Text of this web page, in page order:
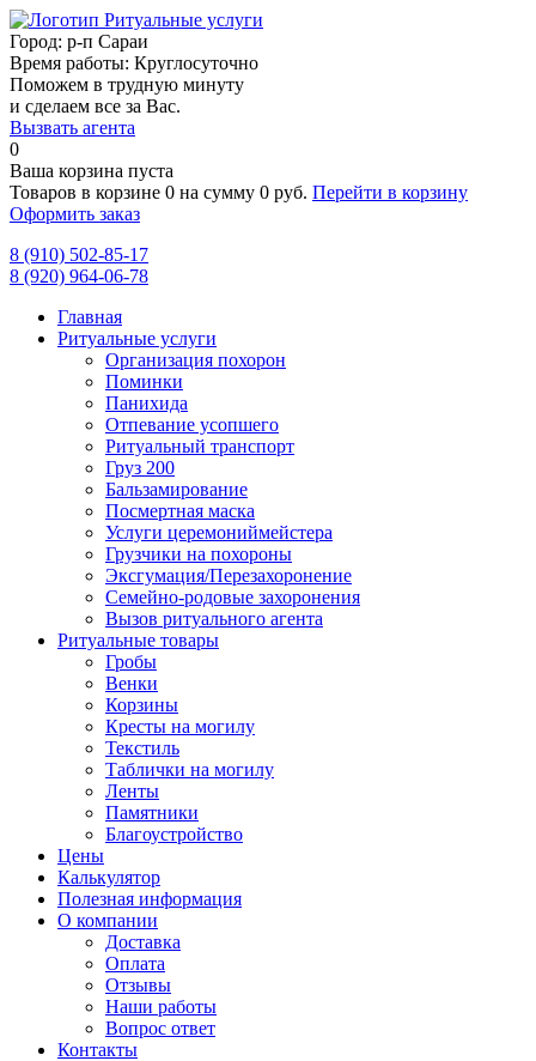
Город: р-п Сараи
Время работы: Круглосуточно
Поможем в трудную минуту
и сделаем все за Вас.
Вызвать агента
0
Ваша корзина пуста
Товаров в корзине 0 на сумму 0 руб. Перейти в корзину
Оформить заказ
8 (910) 502-85-17
8 (920) 964-06-78
Главная
Ритуальные услуги
Организация похорон
Поминки
Панихида
Отпевание усопшего
Ритуальный транспорт
Груз 200
Бальзамирование
Посмертная маска
Услуги церемониймейстера
Грузчики на похороны
Эксгумация/Перезахоронение
Семейно-родовые захоронения
Вызов ритуального агента
Ритуальные товары
Гробы
Венки
Корзины
Кресты на могилу
Текстиль
Таблички на могилу
Ленты
Памятники
Благоустройство
Цены
Калькулятор
Полезная информация
О компании
Доставка
Оплата
Отзывы
Наши работы
Вопрос ответ
Контакты